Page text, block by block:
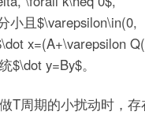
小且$\varepsilon\in(0,
x=(A+\varepsilon
$\dot y=By$。
T周期的小扰动时，